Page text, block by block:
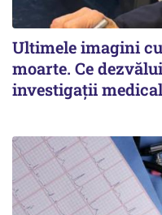
Ultimele imagini
moarte. Ce
investigații